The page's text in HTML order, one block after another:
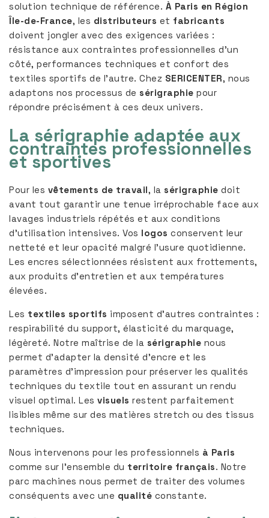
solution technique de référence. À Paris en Région
Île-de-France, les distributeurs et fabricants
doivent jongler avec des exigences variées :
résistance aux contraintes professionnelles d’un
côté, performances techniques et confort des
textiles sportifs de l’autre. Chez SERICENTER, nous
adaptons nos processus de sérigraphie pour
répondre précisément à ces deux univers.
La sérigraphie adaptée aux
contraintes professionnelles
et sportives
Pour les vêtements de travail, la sérigraphie doit
avant tout garantir une tenue irréprochable face aux
lavages industriels répétés et aux conditions
d’utilisation intensives. Vos logos conservent leur
netteté et leur opacité malgré l’usure quotidienne.
Les encres sélectionnées résistent aux frottements,
aux produits d’entretien et aux températures
élevées.
Les textiles sportifs imposent d’autres contraintes :
respirabilité du support, élasticité du marquage,
légèreté. Notre maîtrise de la sérigraphie nous
permet d’adapter la densité d’encre et les
paramètres d’impression pour préserver les qualités
techniques du textile tout en assurant un rendu
visuel optimal. Les visuels restent parfaitement
lisibles même sur des matières stretch ou des tissus
techniques.
Nous intervenons pour les professionnels à Paris
comme sur l’ensemble du territoire français. Notre
parc machines nous permet de traiter des volumes
conséquents avec une qualité constante.